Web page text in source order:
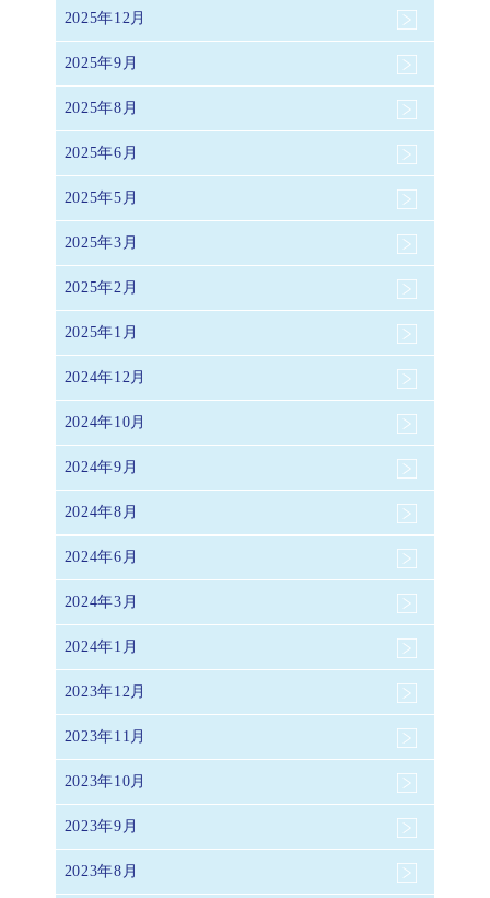
2025年12月
2025年9月
2025年8月
2025年6月
2025年5月
2025年3月
2025年2月
2025年1月
2024年12月
2024年10月
2024年9月
2024年8月
2024年6月
2024年3月
2024年1月
2023年12月
2023年11月
2023年10月
2023年9月
2023年8月